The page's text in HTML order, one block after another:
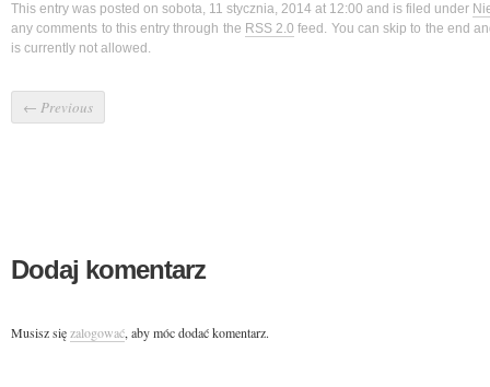
This entry was posted on sobota, 11 stycznia, 2014 at 12:00 and is filed under
any comments to this entry through the RSS 2.0 feed. You can skip to the end
is currently not allowed.
← Previous
Dodaj komentarz
Musisz sięzalogować, aby móc dodać komentarz.